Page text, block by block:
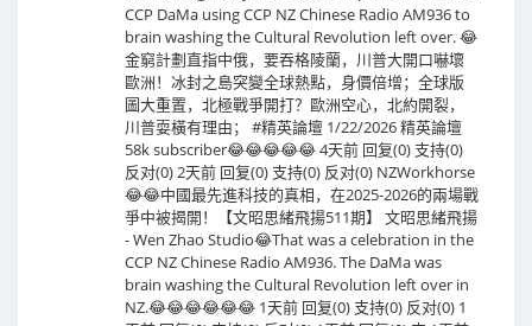
CCP DaMa using CCP NZ Chinese Radio AM936 to
brain washing the Cultural Revolution left over. 😂
金窮計劃直指中俄，要吞格陵蘭，川普大開口嚇壞
歐洲！冰封之島突變全球熱點，身價倍增；全球版
圖大重置，北極戰爭開打？歐洲空心，北約開裂，
川普耍橫有理由； #精英論壇 1/22/2026 精英論壇
58k subscriber😂😂😂😂😂 4天前 回复(0) 支持(0)
反对(0) 2天前 回复(0) 支持(0) 反对(0) NZWorkhorse
😂😂中國最先進科技的真相，在2025-2026的兩場戰
爭中被揭開！【文昭思緒飛揚511期】 文昭思緒飛揚
- Wen Zhao Studio😂That was a celebration in the
CCP NZ Chinese Radio AM936. The DaMa was
brain washing the Cultural Revolution left over in
NZ.😂😂😂😂😂😂 1天前 回复(0) 支持(0) 反对(0) 1